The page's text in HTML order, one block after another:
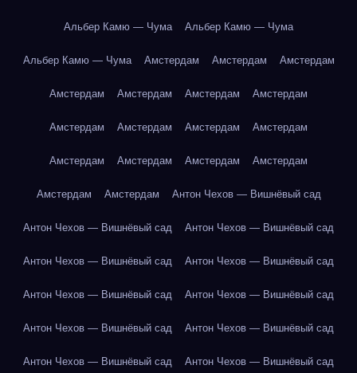
Альбер Камю — Чума Альбер Камю — Чума
Альбер Камю — Чума Амстердам Амстердам Амстердам
Амстердам Амстердам Амстердам Амстердам
Амстердам Амстердам Амстердам Амстердам
Амстердам Амстердам Амстердам Амстердам
Амстердам Амстердам Антон Чехов — Вишнёвый сад
Антон Чехов — Вишнёвый сад Антон Чехов — Вишнёвый сад
Антон Чехов — Вишнёвый сад Антон Чехов — Вишнёвый сад
Антон Чехов — Вишнёвый сад Антон Чехов — Вишнёвый сад
Антон Чехов — Вишнёвый сад Антон Чехов — Вишнёвый сад
Антон Чехов — Вишнёвый сад Антон Чехов — Вишнёвый сад